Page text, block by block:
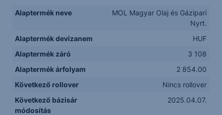
Alaptermék neve
MOL Magyar Olaj és Gázipari
Nyrt.
Alaptermék devizanem
HUF
Alaptermék záró
3 108
Alaptermék árfolyam
2 854.00
Következő rollover
Nincs rollover
Következő bázisár
módosítás
2025.04.07.